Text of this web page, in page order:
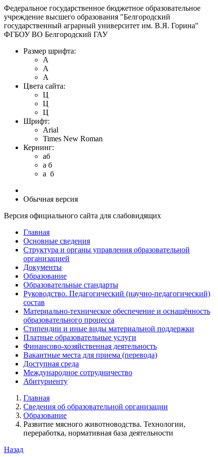
Федеральное государственное бюджетное образовательное
учреждение высшего образования "Белгородский
государственный аграрный университет им. В.Я. Горина"
ФГБОУ ВО Белгородский ГАУ
Размер шрифта:
A
A
A
Цвета сайта:
Ц
Ц
Ц
Шрифт:
Arial
Times New Roman
Кернинг:
aб
a б
a б
Обычная версия
Версия официального сайта для слабовидящих
Главная
Основные сведения
Структура и органы управления образовательной
организацией
Документы
Образование
Образовательные стандарты
Руководство. Педагогический (научно-педагогический)
состав
Материально-техническое обеспечение и оснащённость
образовательного процесса
Стипендии и иные виды материальной поддержки
Платные образовательные услуги
Финансово-хозяйственная деятельность
Вакантные места для приема (перевода)
Доступная среда
Международное сотрудничество
Абитуриенту
Главная
Сведения об образовательной организации
Образование
Развитие мясного животноводства. Технологии,
переработка, нормативная база деятельности
Назад